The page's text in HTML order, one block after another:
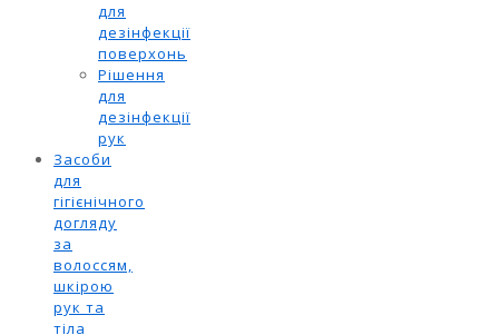
для
дезінфекції
поверхонь
Рішення
для
дезінфекції
рук
Засоби
для
гігієнічного
догляду
за
волоссям,
шкірою
рук та
тіла